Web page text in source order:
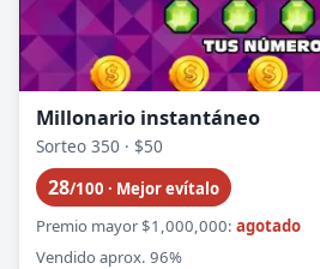
Millonario instantáneo
Sorteo 350 · $50
28/100 · Mejor evítalo
Premio mayor $1,000,000: agotado
Vendido aprox. 96%